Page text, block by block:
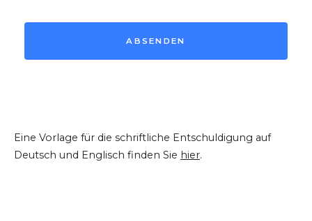
ABSENDEN
Eine Vorlage für die schriftliche Entschuldigung auf
Deutsch und Englisch finden Sie hier.